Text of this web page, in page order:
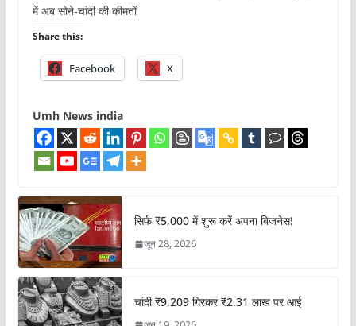
में अब सोने-चांदी की कीमतों
Share this:
Facebook X
Umh News india
सिर्फ ₹5,000 में शुरू करें अपना बिजनेस!
जून 28, 2026
चांदी ₹9,209 गिरकर ₹2.31 लाख पर आई